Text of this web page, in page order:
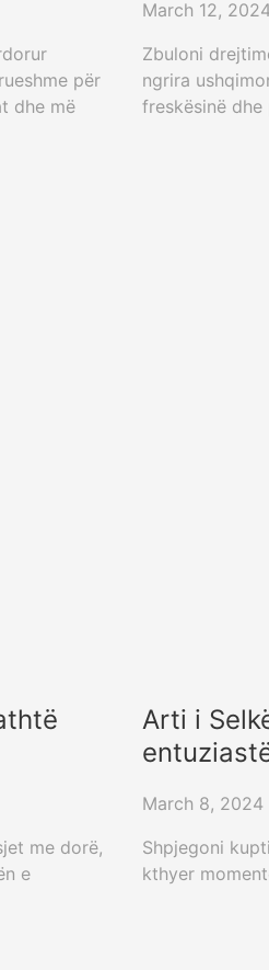
për
dhe më
March 12, 2024
Zbuloni
ngrira
freskësinë dhe
me dorë,
e
Shpjegoni
kthyer
32 33 34 35